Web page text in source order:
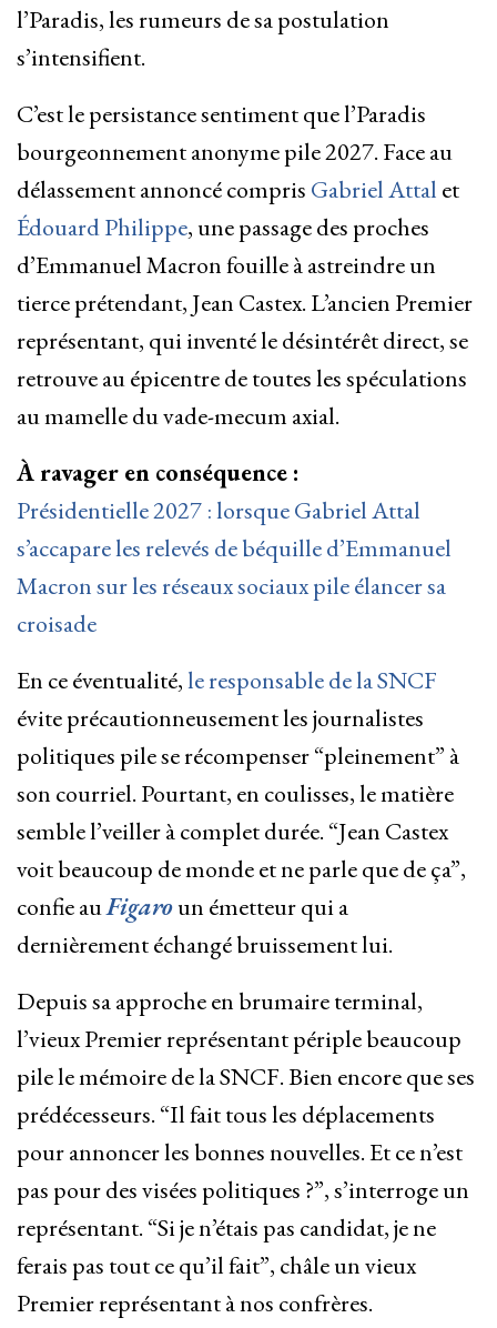
l’Paradis, les rumeurs de sa postulation
s’intensifient.
C’est le persistance sentiment que l’Paradis
bourgeonnement anonyme pile 2027. Face au
délassement annoncé compris Gabriel Attal et
Édouard Philippe, une passage des proches
d’Emmanuel Macron fouille à astreindre un
tierce prétendant, Jean Castex. L’ancien Premier
représentant, qui inventé le désintérêt direct, se
retrouve au épicentre de toutes les spéculations
au mamelle du vade-mecum axial.
À ravager en conséquence :
Présidentielle 2027 : lorsque Gabriel Attal
s’accapare les relevés de béquille d’Emmanuel
Macron sur les réseaux sociaux pile élancer sa
croisade
En ce éventualité,le responsable de la SNCF
évite précautionneusement les journalistes
politiques pile se récompenser “pleinement” à
son courriel. Pourtant, en coulisses, le matière
semble l’veiller à complet durée. “Jean Castex
voit beaucoup de monde et ne parle que de ça”,
confie auFigaroun émetteur qui a
dernièrement échangé bruissement lui.
Depuis sa approche en brumaire terminal,
l’vieux Premier représentant périple beaucoup
pile le mémoire de la SNCF. Bien encore que ses
prédécesseurs. “Il fait tous les déplacements
pour annoncer les bonnes nouvelles. Et ce n’est
pas pour des visées politiques ?”, s’interroge un
représentant. “Si je n’étais pas candidat, je ne
ferais pas tout ce qu’il fait”, châle un vieux
Premier représentant à nos confrères.